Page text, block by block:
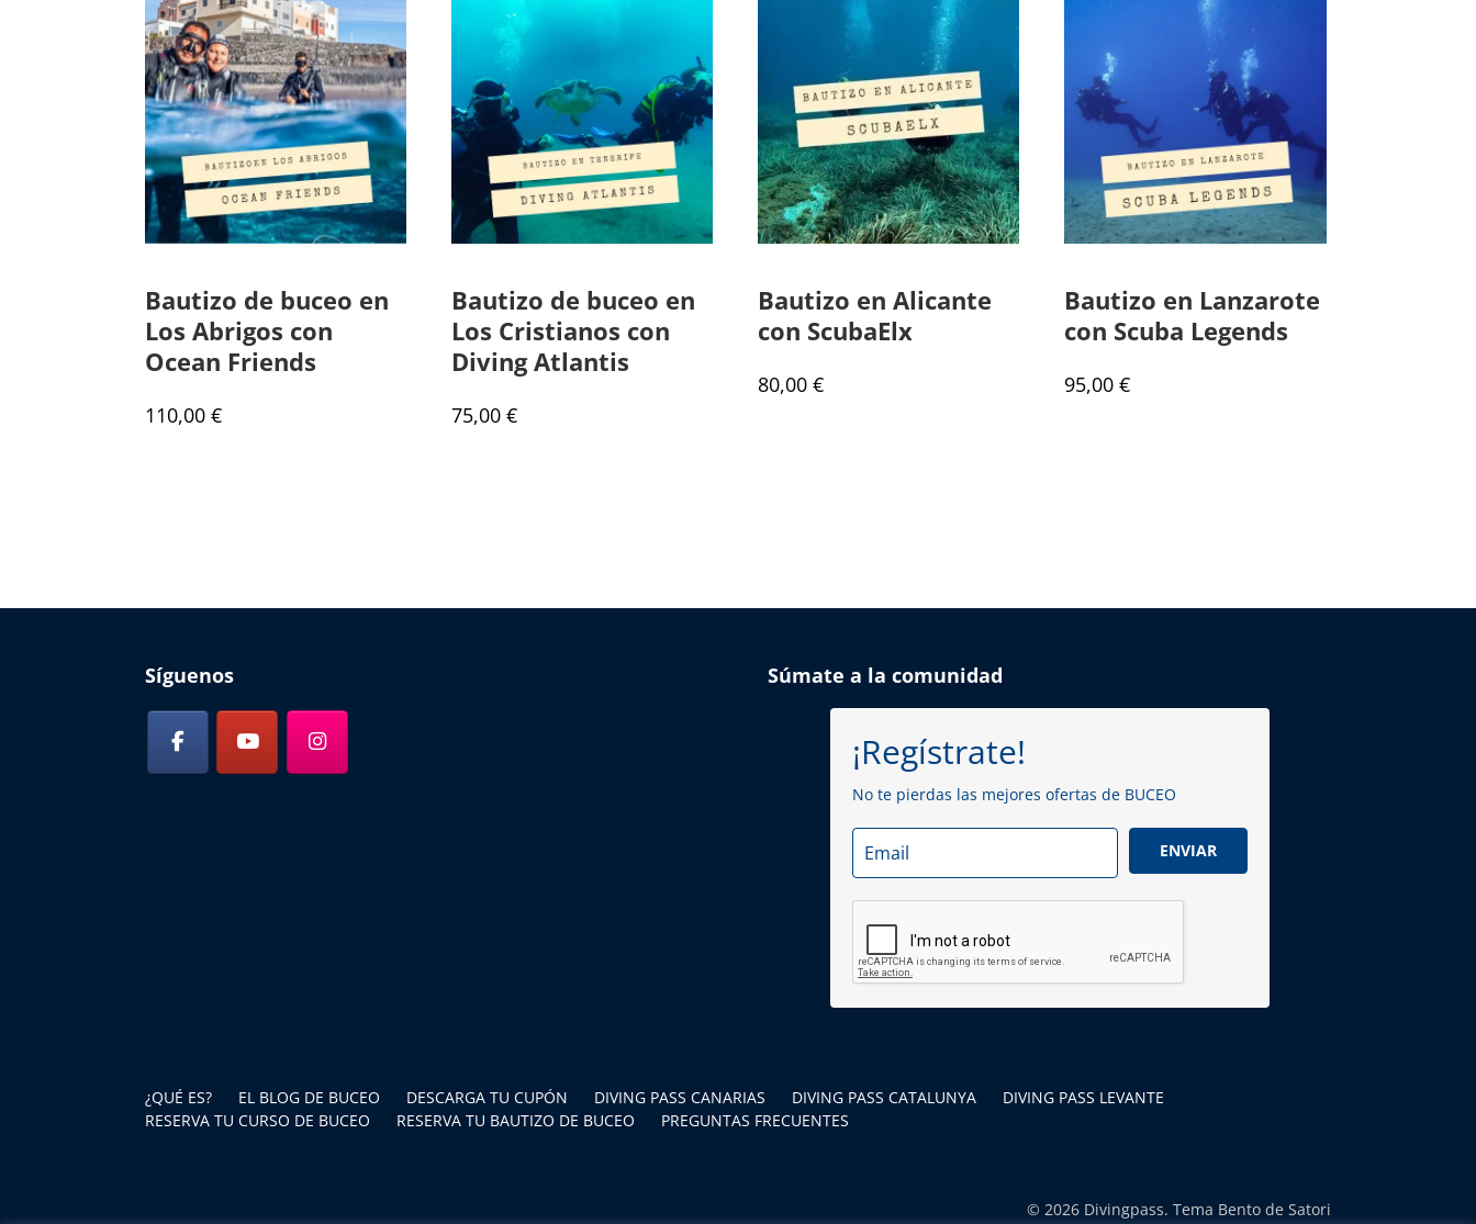
Bautizo de buceo en
Los Abrigos con
Ocean Friends
110,00 €
Bautizo de buceo en
Los Cristianos con
Diving Atlantis
75,00€
Bautizo en Alicante
con ScubaElx
80,00€
Bautizo en Lanzarote
con Scuba Legends
95,00€
Síguenos Súmate a la comunidad
¡Regístrate!
No te pierdas las mejores ofertas de BUCEO
ENVIAR
¿QUÉ ES? EL BLOG DE BUCEO DESCARGA TU CUPÓN DIVING PASS CANARIAS DIVING PASS CATALUNYA
DIVING PASS LEVANTE
RESERVA TU CURSO DE BUCEO
RESERVA TU BAUTIZO DE BUCEO PREGUNTAS FRECUENTES
© 2026 Divingpass. Tema Bento de Satori